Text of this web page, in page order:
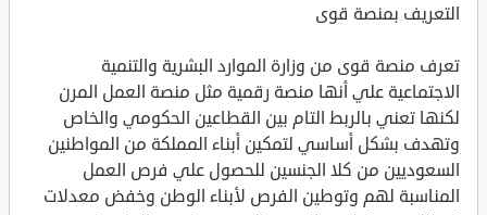
التعريف بمنصة قوى
تعرف منصة قوى من وزارة الموارد البشرية والتنمية
الاجتماعية علي أنها منصة رقمية مثل منصة العمل المرن
لكنها تعني بالربط التام بين القطاعين الحكومي والخاص
وتهدف بشكل أساسي لتمكين أبناء المملكة من المواطنين
السعوديين من كلا الجنسين للحصول علي فرص العمل
المناسبة لهم وتوطين الفرص لأبناء الوطن وخفض معدلات